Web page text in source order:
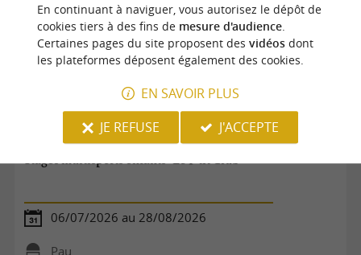
Stages multisports enfants "Le P'tit Club"
06/07/2026 au 28/08/2026
Pau
En continuant à naviguer, vous autorisez le dépôt de
cookies tiers à des fins de mesure d'audience.
Certaines pages du site proposent des vidéosdont
les plateformes déposent également des cookies.
EN SAVOIR PLUS
JE REFUSE
J'ACCEPTE